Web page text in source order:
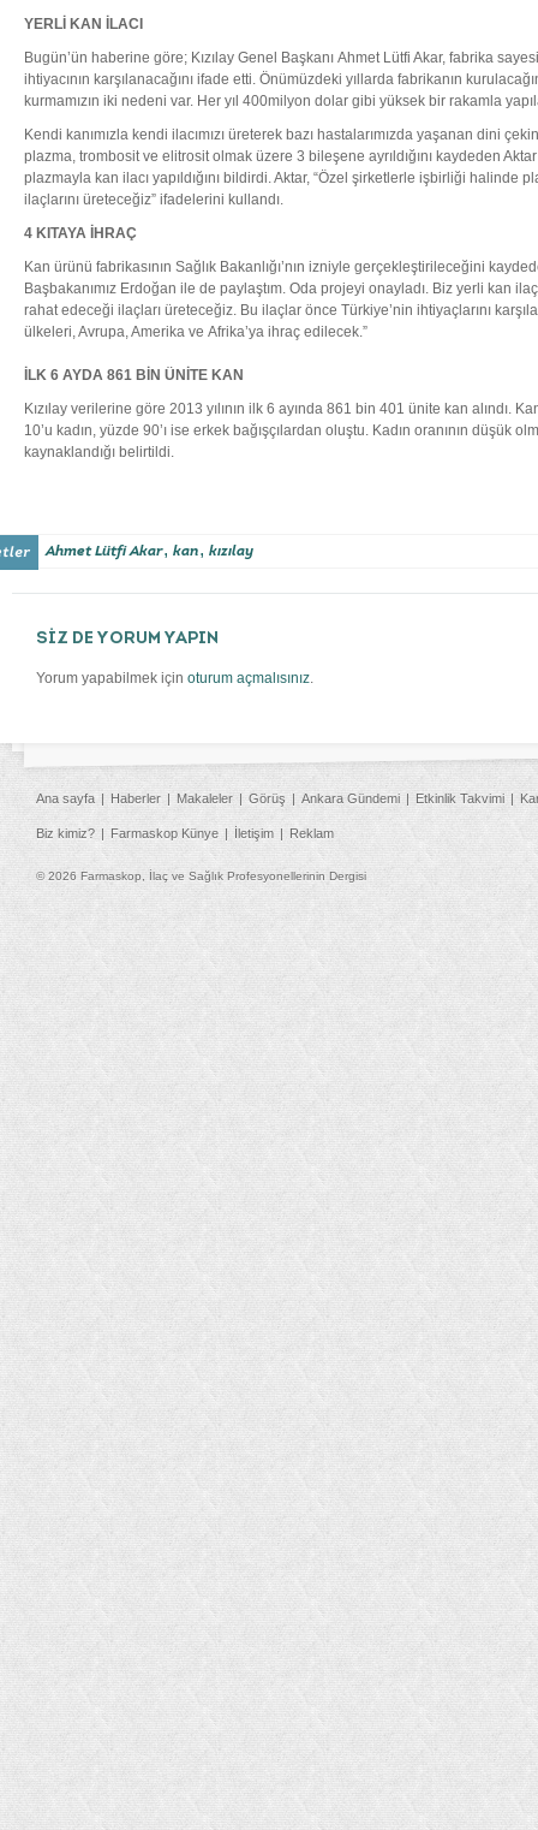
YERLİ KAN İLACI
Bugün’ün haberine göre; Kızılay Genel Başkanı Ahmet Lütfi Akar, fabrika
ihtiyacının karşılanacağını ifade etti. Önümüzdeki yıllarda fabrikanın
kurmamızın iki nedeni var. Her yıl 400milyon dolar gibi yüksek bir rakamla
Kendi kanımızla kendi ilacımızı üreterek bazı hastalarımızda yaşanan dini
plazma, trombosit ve elitrosit olmak üzere 3 bileşene ayrıldığını kaydeden
plazmayla kan ilacı yapıldığını bildirdi. Aktar, “Özel şirketlerle işbirliği halinde
ilaçlarını üreteceğiz” ifadelerini kullandı.
4 KITAYA İHRAÇ
Kan ürünü fabrikasının Sağlık Bakanlığı’nın izniyle gerçekleştirileceğini
Başbakanımız Erdoğan ile de paylaştım. Oda projeyi onayladı. Biz yerli kan
rahat edeceği ilaçları üreteceğiz. Bu ilaçlar önce Türkiye’nin ihtiyaçlarını
ülkeleri, Avrupa, Amerika ve Afrika’ya ihraç edilecek.”
İLK 6 AYDA 861 BİN ÜNİTE KAN
Kızılay verilerine göre 2013 yılının ilk 6 ayında 861 bin 401 ünite kan alındı.
10’u kadın, yüzde 90’ı ise erkek bağışçılardan oluştu. Kadın oranının düşük
kaynaklandığı belirtildi.
Ahmet Lütfi Akar, kan, kızılay
SİZ DE YORUM YAPIN
Yorum yapabilmek için oturum açmalısınız.
Ana sayfa Haberler Makaleler Görüş Ankara Gündemi Etkinlik Takvimi
Biz kimiz? Farmaskop Künye İletişim Reklam
© 2026 Farmaskop, İlaç ve Sağlık Profesyonellerinin Dergisi